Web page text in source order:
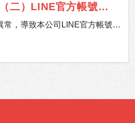
二）LINE官方帳號通
常，導致本公司LINE官方帳號暫
間，如有服務需求，歡迎多加